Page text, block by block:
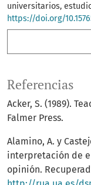
universitarios,
https://doi.org/
Referencias
Acker, S. (1989).
Falmer Press.
Alamino, A. y
interpretación de
opinión.